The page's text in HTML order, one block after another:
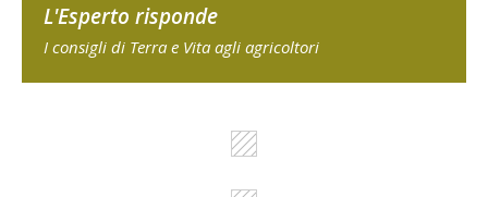
L'Esperto risponde
I consigli di Terra e Vita agli agricoltori